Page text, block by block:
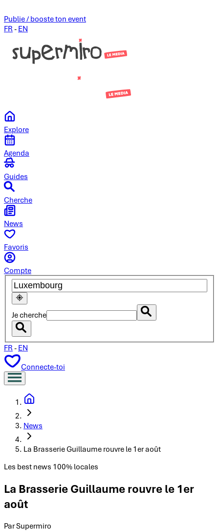
Publie / booste ton event
FR - EN
Explore
Agenda
Guides
Cherche
News
Favoris
Compte
Je cherche
FR - EN
Connecte-toi
News
La Brasserie Guillaume rouvre le 1er août
Les best news 100% locales
La Brasserie Guillaume rouvre le 1er
août
Par Supermiro